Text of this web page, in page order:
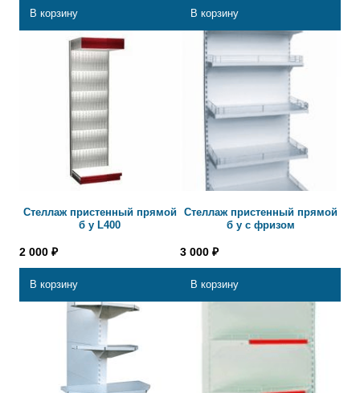
В корзину В корзину
Стеллаж пристенный прямой
б у L400
2 000 ₽
В корзину
Стеллаж пристенный прямой
б у с фризом
3 000 ₽
В корзину